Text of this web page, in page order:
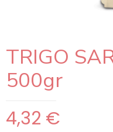
TRIGO
500gr
4,32 €